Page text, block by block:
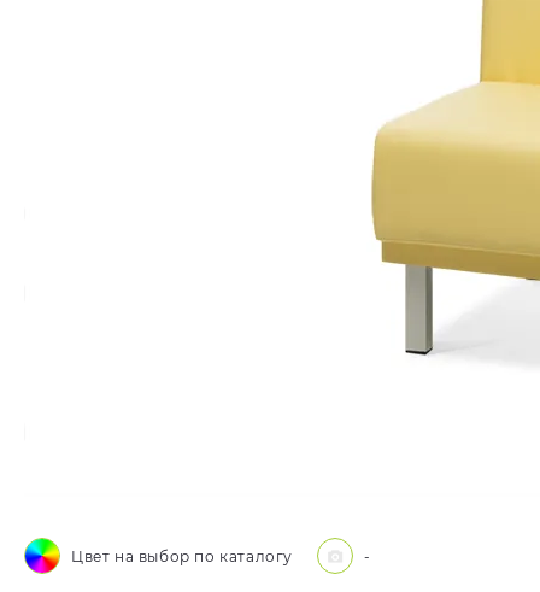
Цвет на выбор по каталогу -